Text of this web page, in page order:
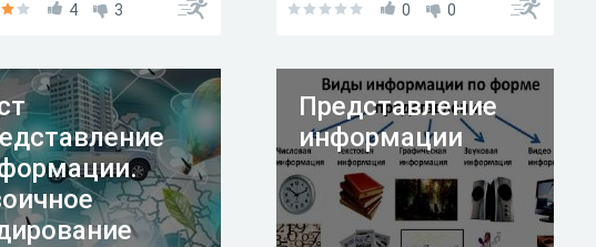
4 3 0 0
Представление
информации